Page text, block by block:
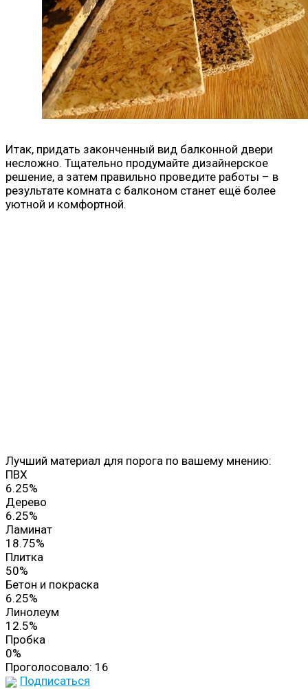
Итак, придать законченный вид балконной двери
несложно. Тщательно продумайте дизайнерское
решение, а затем правильно проведите работы – в
результате комната с балконом станет ещё более
уютной и комфортной.
Лучший материал для порога по вашему мнению:
ПВХ
6.25%
Дерево
6.25%
Ламинат
18.75%
Плитка
50%
Бетон и покраска
6.25%
Линолеум
12.5%
Пробка
0%
Проголосовало: 16
Подписаться